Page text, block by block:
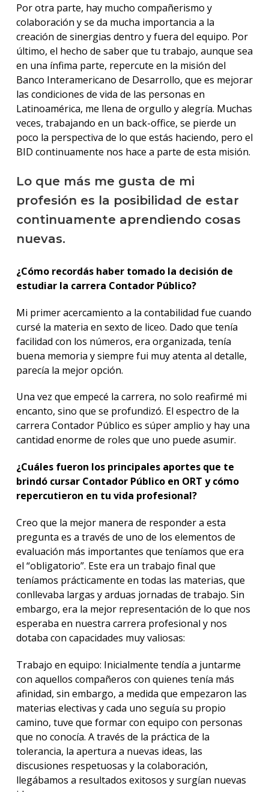
Por otra parte, hay mucho compañerismo y
colaboración y se da mucha importancia a la
creación de sinergias dentro y fuera del equipo. Por
último, el hecho de saber que tu trabajo, aunque sea
en una ínfima parte, repercute en la misión del
Banco Interamericano de Desarrollo, que es mejorar
las condiciones de vida de las personas en
Latinoamérica, me llena de orgullo y alegría. Muchas
veces, trabajando en un back-office, se pierde un
poco la perspectiva de lo que estás haciendo, pero el
BID continuamente nos hace a parte de esta misión.
Lo que más me gusta de mi
profesión es la posibilidad de estar
continuamente aprendiendo cosas
nuevas.
¿Cómo recordás haber tomado la decisión de
estudiar la carrera Contador Público?
Mi primer acercamiento a la contabilidad fue cuando
cursé la materia en sexto de liceo. Dado que tenía
facilidad con los números, era organizada, tenía
buena memoria y siempre fui muy atenta al detalle,
parecía la mejor opción.
Una vez que empecé la carrera, no solo reafirmé mi
encanto, sino que se profundizó. El espectro de la
carrera Contador Público es súper amplio y hay una
cantidad enorme de roles que uno puede asumir.
¿Cuáles fueron los principales aportes que te
brindó cursar Contador Público en ORT y cómo
repercutieron en tu vida profesional?
Creo que la mejor manera de responder a esta
pregunta es a través de uno de los elementos de
evaluación más importantes que teníamos que era
el “obligatorio”. Este era un trabajo final que
teníamos prácticamente en todas las materias, que
conllevaba largas y arduas jornadas de trabajo. Sin
embargo, era la mejor representación de lo que nos
esperaba en nuestra carrera profesional y nos
dotaba con capacidades muy valiosas:
Trabajo en equipo: Inicialmente tendía a juntarme
con aquellos compañeros con quienes tenía más
afinidad, sin embargo, a medida que empezaron las
materias electivas y cada uno seguía su propio
camino, tuve que formar con equipo con personas
que no conocía. A través de la práctica de la
tolerancia, la apertura a nuevas ideas, las
discusiones respetuosas y la colaboración,
llegábamos a resultados exitosos y surgían nuevas